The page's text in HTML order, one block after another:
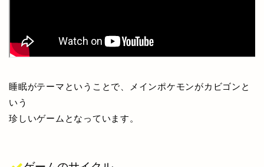
睡眠がテーマということで、メインポケモンがカビゴンと
いう
珍しいゲームとなっています。